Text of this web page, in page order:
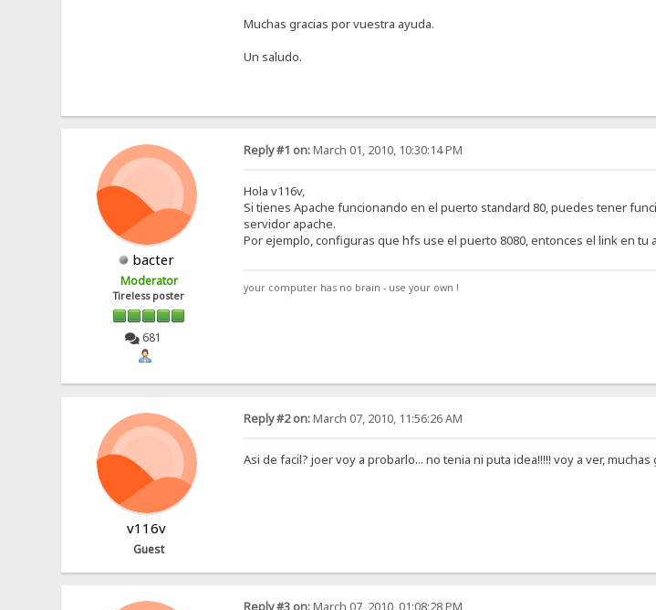
Muchas gracias por vuestra ayuda.
Un saludo.
bacter
Moderator
Tireless poster
681
Reply #1 on:March 01, 2010, 10:30:14 PM
Hola v116v,
Si tienes Apache funcionando en el puerto standard 80, puedes tener
servidor apache.
Por ejemplo, configuras que hfs use el puerto 8080, entonces el link en tu
your computer has no brain - use your own !
v116v
Guest
Reply #2 on:March 07, 2010, 11:56:26 AM
Asi de facil? joer voy a probarlo... no tenia ni puta idea!!!!! voy a ver, muchas